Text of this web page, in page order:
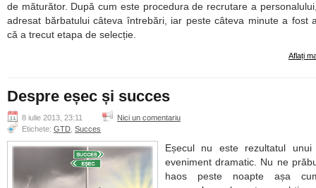
de măturător. După cum este procedura de recrutare a
adresat bărbatului câteva întrebări, iar peste câteva minute a fost
că a trecut etapa de selecție.
Aflați
Despre eșec și succes
8 iulie 2013, 23:11
Nici un comentariu
Etichete: GTD Succes
Eșecul nu este rezultatul unui
eveniment dramatic. Nu ne
haos peste noapte așa